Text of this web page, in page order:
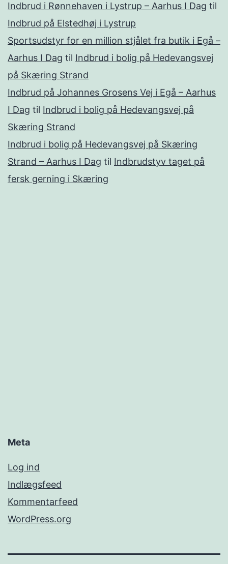
Indbrud i Rønnehaven i Lystrup – Aarhus I Dag til
Indbrud på Elstedhøj i Lystrup
Sportsudstyr for en million stjålet fra butik i Egå –
Aarhus I Dag til Indbrud i bolig på Hedevangsvej
på Skæring Strand
Indbrud på Johannes Grosens Vej i Egå – Aarhus
I Dag til Indbrud i bolig på Hedevangsvej på
Skæring Strand
Indbrud i bolig på Hedevangsvej på Skæring
Strand – Aarhus I Dag til Indbrudstyv taget på
fersk gerning i Skæring
Meta
Log ind
Indlægsfeed
Kommentarfeed
WordPress.org